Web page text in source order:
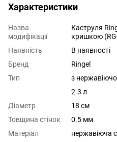
Характеристики
Назва
модифікації
Каструля
кришкою
Наявність
В наявності
Бренд
Ringel
Тип
з
2.3 л
Діаметр
18 см
Товщина стінок
0.5 мм
Матеріал
нержавіюча